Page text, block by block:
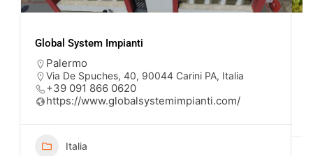
Global System Impianti
Palermo
Via De Spuches, 40, 90044 Carini PA, Italia
+39 091 866 0620
https://www.globalsystemimpianti.com/
Italia